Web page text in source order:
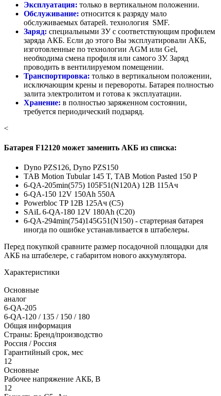
Эксплуатация: только в вертикальном положении.
Обслуживание: относится к разряду мало
обслуживаемых батарей. технология SMF.
Заряд: специальными ЗУ с соответствующим профилем
заряда АКБ. Если до этого Вы эксплуатировали АКБ,
изготовленные по технологии AGM или Gel,
необходима смена профиля или самого ЗУ. Заряд
проводить в вентилируемом помещении.
Транспортировка: только в вертикальном положении,
исключающим крены и перевороты. Батарея полностью
залита электролитом и готова к эксплуатации.
Хранение: в полностью заряженном состоянии,
требуется периодический подзаряд.
<
Батарея F12120 может заменить АКБ из списка:
Dyno PZS126, Dyno PZS150
TAB Motion Tubular 145 T, TAB Motion Pasted 150 P
6-QA-205min(575) 105F51(N120A) 12В 115Ач
6-QA-150 12V 150Ah 550A
Powerbloc TP 12В 125Ач (С5)
SAiL 6-QA-180 12V 180Ah (C20)
6-QA-294min(754)145G51(N150) - стартерная батарея
иногда по ошибке устанавливается в штабелеры.
Перед покупкой сравните размер посадочной площадки для
АКБ на штабелере, с габаритом нового аккумулятора.
Характеристики
Основные
аналог
6-QA-205
6-QA-120 / 135 / 150 / 180
Общая информация
Страны: Бренд/производство
Россия / Россия
Гарантийный срок, мес
12
Основные
Рабочее напряжение АКБ, B
12